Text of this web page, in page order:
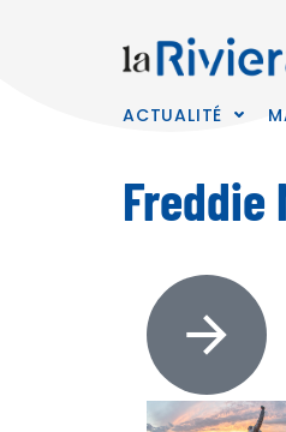
ACTUALITÉ
Freddie